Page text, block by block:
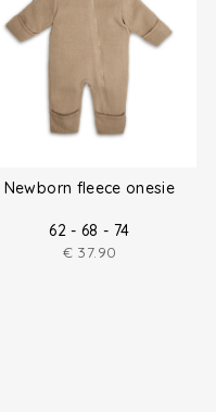
Newborn fleece onesie
62 - 68 - 74
€ 37.90